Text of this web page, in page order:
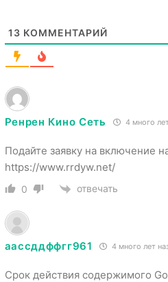
13 КОММЕНТАРИЙ
Ренрен Кино Сеть 4 много
Подайте заявку на включение
https://www.rrdyw.net/
0 отвечать
аассддффгг961 4 много лет
Срок действия содержимого